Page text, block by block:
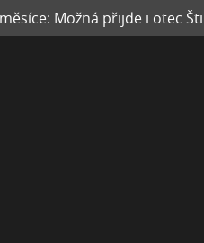
Možná přijde i otec